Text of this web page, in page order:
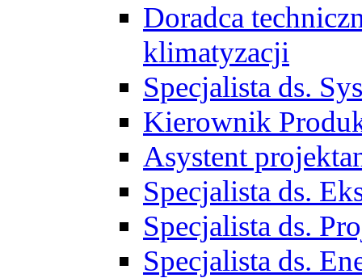
Doradca
klimatyzacji
Specjalista ds.
Kierownik
Asystent
Specjalista ds.
Specjalista ds.
Specjalista ds.